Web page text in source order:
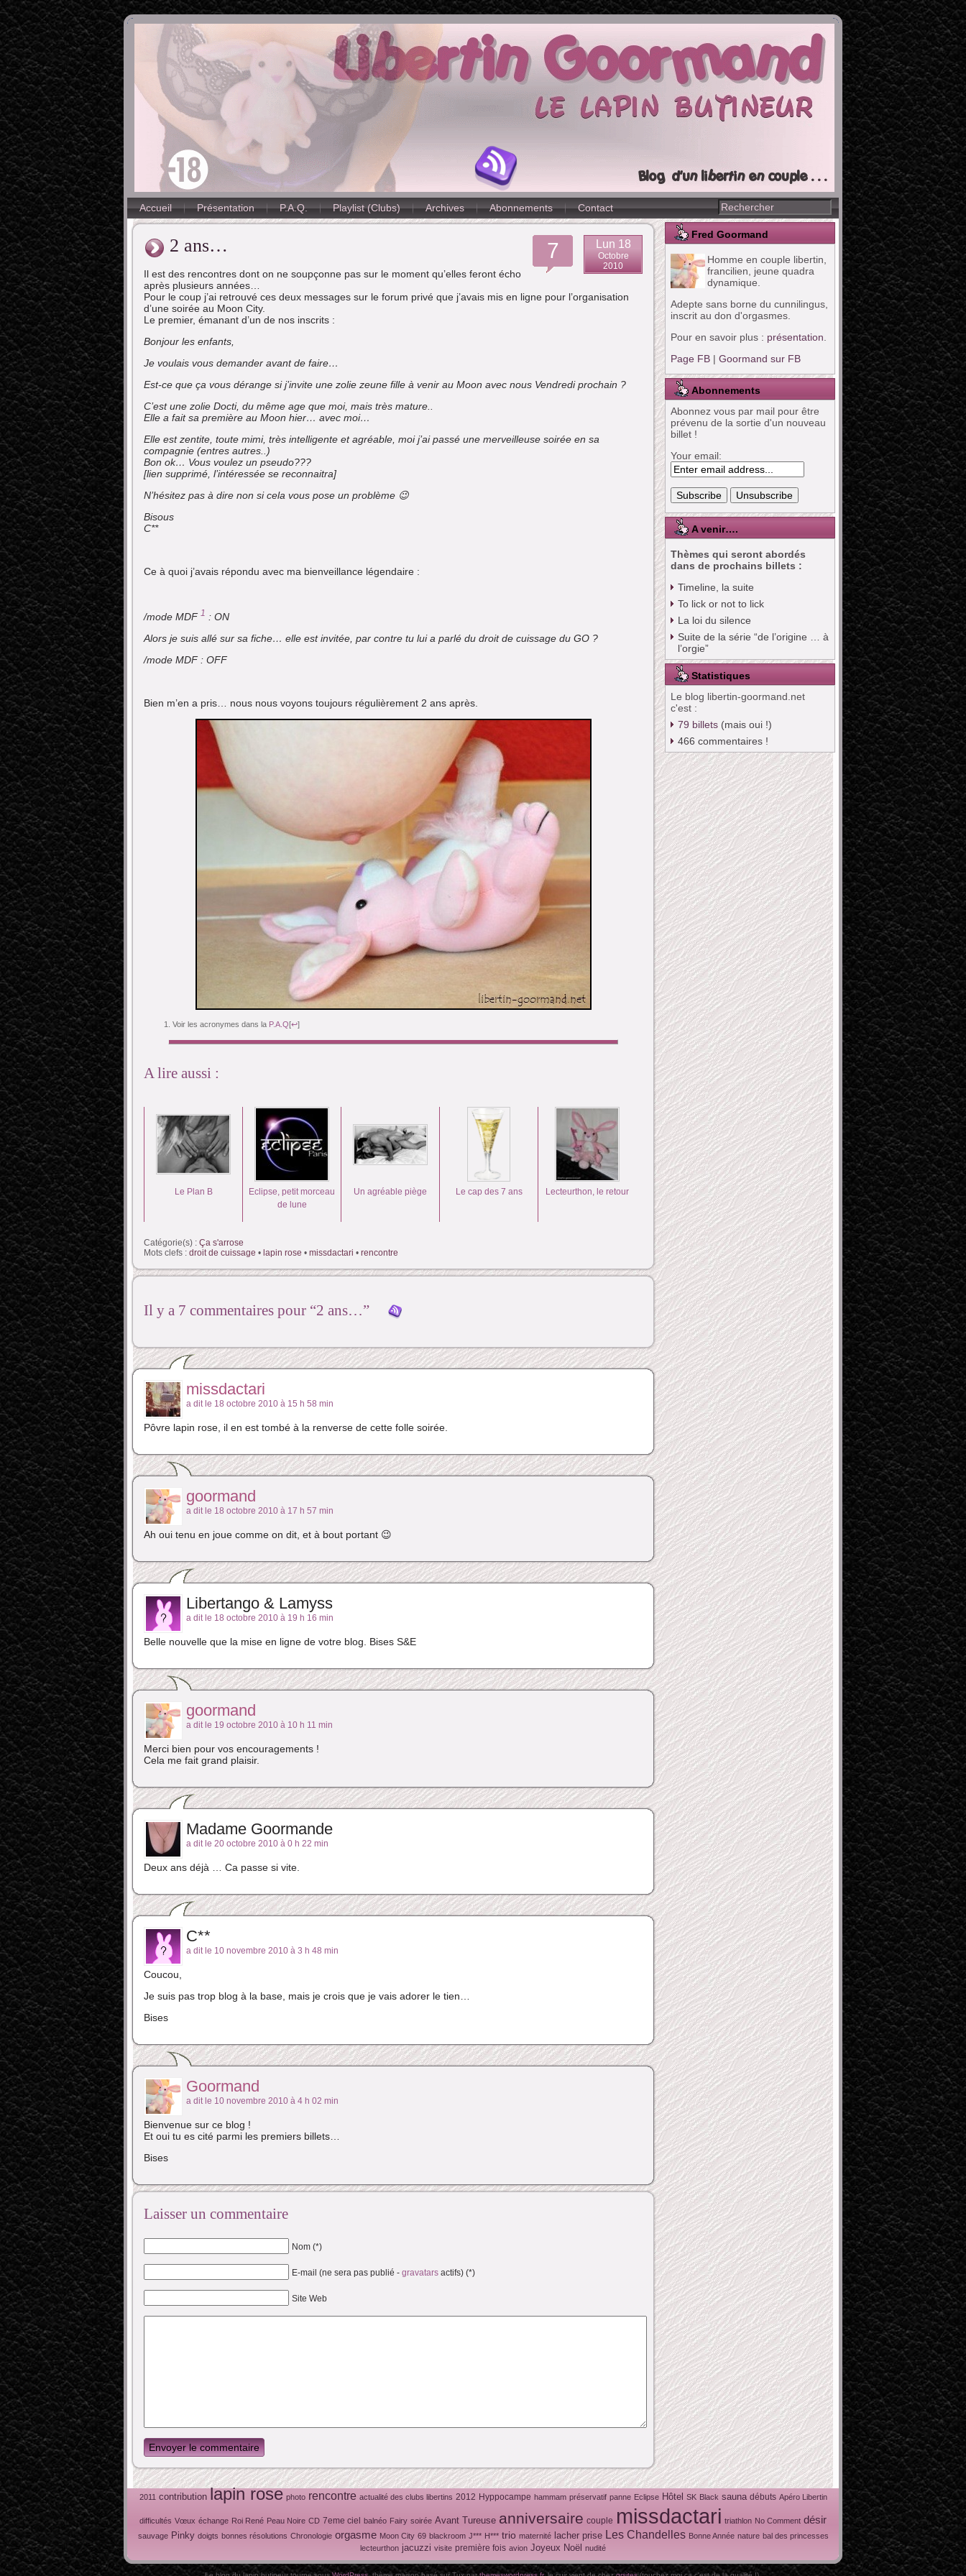
Accueil Présentation P.A.Q. Playlist (Clubs) Archives Abonnements Contact
Fred Goormand
Homme en couple libertin,
francilien, jeune quadra
dynamique.
Adepte sans borne du cunnilingus,
inscrit au don d'orgasmes.
Pour en savoir plus : présentation
Page FB | Goormand sur FB
Abonnements
Abonnez vous par mail pour être
prévenu de la sortie d'un nouveau
billet !
Your email:
A venir….
Thèmes qui seront abordés
dans de prochains billets :
Timeline, la suite
To lick or not to lick
La loi du silence
Suite de la série “de l’origine … à
l’orgie”
Statistiques
Le blog libertin-goormand.net
c'est :
79 billets (mais oui !)
466 commentaires !
Lun 18
Octobre
2010
7
2 ans…
Il est des rencontres dont on ne soupçonne pas sur le moment qu’elles feront écho
après plusieurs années…
Pour le coup j’ai retrouvé ces deux messages sur le forum privé que j’avais mis en ligne pour l’organisation
d’une soirée au Moon City.
Le premier, émanant d’un de nos inscrits :
Bonjour les enfants,
Je voulais vous demander avant de faire…
Est-ce que ça vous dérange si j’invite une zolie zeune fille à venir au Moon avec nous Vendredi prochain ?
C’est une zolie Docti, du même age que moi, mais très mature..
Elle a fait sa première au Moon hier… avec moi…
Elle est zentite, toute mimi, très intelligente et agréable, moi j’ai passé une merveilleuse soirée en sa
compagnie (entres autres..)
Bon ok… Vous voulez un pseudo???
[lien supprimé, l’intéressée se reconnaitra]
N’hésitez pas à dire non si cela vous pose un problème 😉
Bisous
C**
Ce à quoi j’avais répondu avec ma bienveillance légendaire :
/mode MDF 1 : ON
Alors je suis allé sur sa fiche… elle est invitée, par contre tu lui a parlé du droit de cuissage du GO ?
/mode MDF : OFF
Bien m’en a pris… nous nous voyons toujours régulièrement 2 ans après.
Voir les acronymes dans la P.A.Q[↩]
A lire aussi :
Le Plan B
Eclipse, petit morceau
de lune
Un agréable piège Le cap des 7 ans Lecteurthon, le retour
Catégorie(s) : Ça s'arrose
Mots clefs : droit de cuissage • lapin rose • missdactari • rencontre
Il y a 7 commentaires pour “2 ans…”
missdactari
a dit le 18 octobre 2010 à 15 h 58 min
Pôvre lapin rose, il en est tombé à la renverse de cette folle soirée.
goormand
a dit le 18 octobre 2010 à 17 h 57 min
Ah oui tenu en joue comme on dit, et à bout portant 😉
Libertango & Lamyss
a dit le 18 octobre 2010 à 19 h 16 min
Belle nouvelle que la mise en ligne de votre blog. Bises S&E
goormand
a dit le 19 octobre 2010 à 10 h 11 min
Merci bien pour vos encouragements !
Cela me fait grand plaisir.
Madame Goormande
a dit le 20 octobre 2010 à 0 h 22 min
Deux ans déjà … Ca passe si vite.
C**
a dit le 10 novembre 2010 à 3 h 48 min
Coucou,
Je suis pas trop blog à la base, mais je crois que je vais adorer le tien…
Bises
Goormand
a dit le 10 novembre 2010 à 4 h 02 min
Bienvenue sur ce blog !
Et oui tu es cité parmi les premiers billets…
Bises
Laisser un commentaire
Nom (*)
E-mail (ne sera pas publié - gravatars actifs) (*)
Site Web
Envoyer le commentaire
2011 contribution lapin rose photo rencontre actualité des clubs libertins 2012 Hyppocampe hammam préservatif panne Eclipse Hôtel SK Black sauna débuts Apéro Libertin
difficultés Vœux échange Roi René Peau Noire CD 7eme ciel balnéo Fairy soirée Avant Tureuse anniversaire couple missdactari triathlon No Comment désir
sauvage Pinky doigts bonnes résolutions Chronologie orgasme Moon City 69 blackroom J*** H*** trio maternité lacher prise Les Chandelles Bonne Année nature bal des princesses
lecteurthon jacuzzi visite première fois avion Joyeux Noël nudité